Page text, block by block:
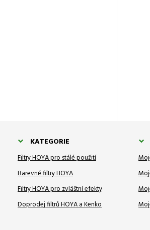
KATEGORIE
Filtry HOYA pro stálé použití
Barevné filtry HOYA
Filtry HOYA pro zvláštní efekty
Doprodej filtrů HOYA a Kenko